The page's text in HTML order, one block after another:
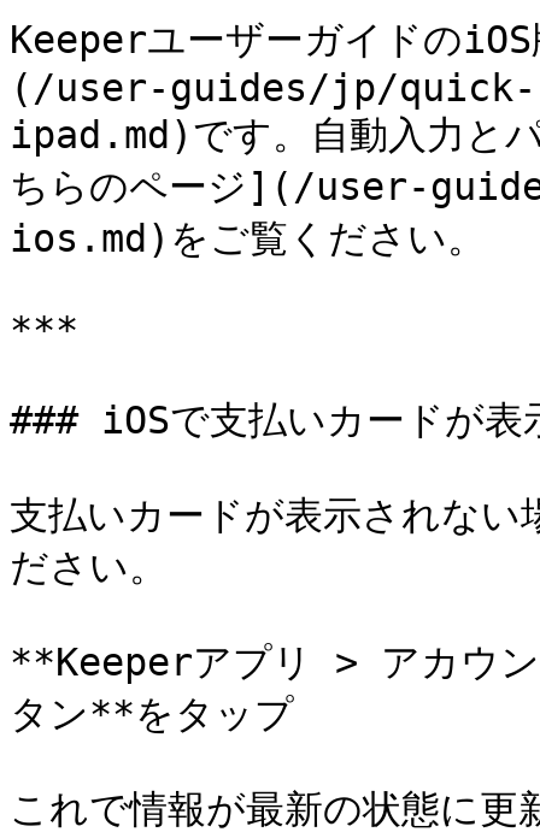
Keeperユーザーガイドの
(/user-guides/jp/
ipad.md)です。自動入力と
ちらのページ](/user-
ios.md)をご覧ください。
***
### iOSで支払いカードが表
支払いカードが表示されな
ださい。
**Keeperアプリ > アカ
タン**をタップ
これで情報が最新の状態に